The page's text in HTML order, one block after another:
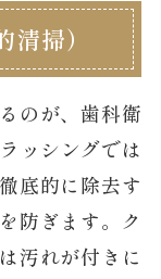
掃）
のが、歯科衛
ッシングでは
底的に除去す
防ぎます。ク
汚れが付きに